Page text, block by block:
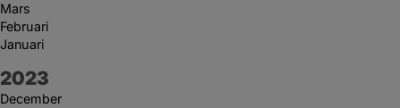
Mars
Februari
Januari
År:
2023
December